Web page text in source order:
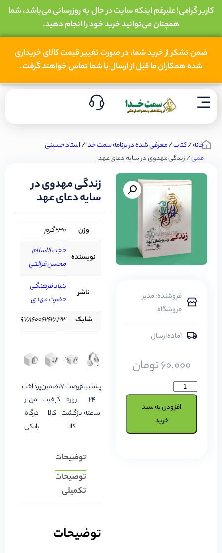
کاربر گرامی! علیرغم اینکه سایت در حال به روزرسانی می‌باشد، شما
همچنان می‌توانید خرید خود را انجام دهید.
ضمن تشکر از خرید شما، در صورت تغییر قیمت کالای خریداری
شده همکاران ما قبل از ارسال با شما تماس خواهند گرفت.
خانه/کتاب/معرفی شده در برنامه سمت خدا/استاد حسینی
قمی/ زندگی مهدوی در سایه دعای عهد
فروشنده: مدیر
فروشگاه
آماده ارسال
60.000تومان
افزودن به سبد
خرید
زندگی مهدوی در
سایه دعای عهد
وزن 230 گرم
نویسنده
حجت الاسلام
محسن قرائتی
ناشر
بنیاد فرهنگی
حضرت مهدی
شابک
9786006262833
پشتیبانی
24
ساعته
فرصت 7
روزه
بازگشت
کالا
تضمین
کیفیت
کالا
پرداخت
امن از
درگاه
بانکی
توضیحات
توضیحات
تکمیلی
توضیحات